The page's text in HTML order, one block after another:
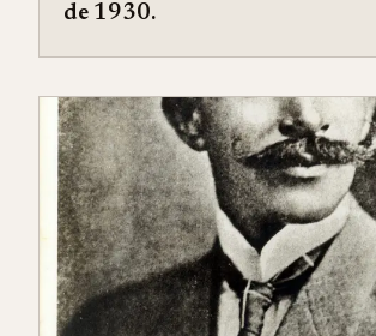
de 1930.